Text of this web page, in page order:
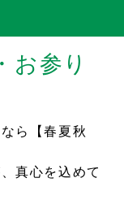
お参り
ら【春夏秋
真心を込めて